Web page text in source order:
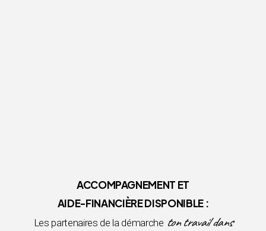
ACCOMPAGNEMENT ET
AIDE-FINANCIÈRE DISPONIBLE :
Les partenaires de la démarche ton travail dans